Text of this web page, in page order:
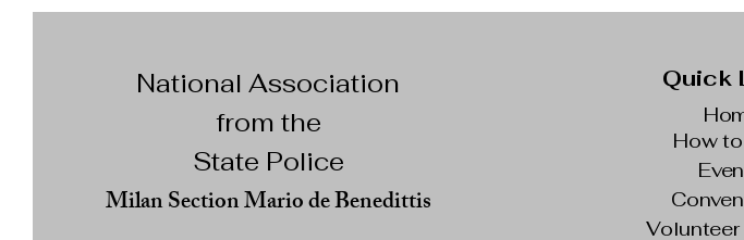
National Association
from the
State Police
Milan Section Mario de Benedittis
Quick
How